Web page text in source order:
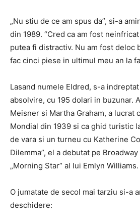
„Nu stiu de ce am spus da”, si-a
din 1989. “Cred ca am fost
putea fi distractiv. Nu am fost deloc
fac cinci piese in ultimul meu an la
Lasand numele Eldred, s-a
absolvire, cu 195 dolari in buzunar.
Meisner si Martha Graham, a lucrat
Mondial din 1939 si ca ghid turistic
de vara si un turneu cu Katherine
Dilemma”, el a debutat pe
„Morning Star” al lui Emlyn Williams.
O jumatate de secol mai tarziu si-a
deschidere: